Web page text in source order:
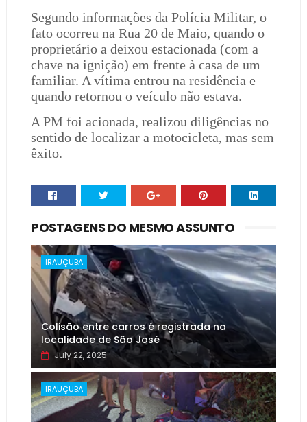
Segundo informações da Polícia Militar, o
fato ocorreu na Rua 20 de Maio, quando o
proprietário a deixou estacionada (com a
chave na ignição) em frente à casa de um
familiar. A vítima entrou na residência e
quando retornou o veículo não estava.
A PM foi acionada, realizou diligências no
sentido de localizar a motocicleta, mas sem
êxito.
POSTAGENS DO MESMO ASSUNTO
IRAUÇUBA
Colisão entre carros é registrada na
localidade de São José
July 22, 2025
IRAUÇUBA